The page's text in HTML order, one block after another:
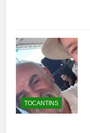
TOCANTINS